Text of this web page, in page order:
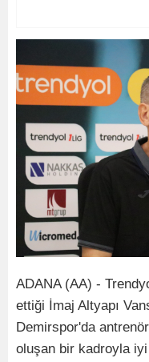
ADANA (AA) -
ettiği İmaj Altyapı
Demirspor'da
oluşan bir kadroyla